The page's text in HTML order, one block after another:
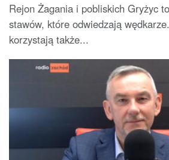
Rejon Żagania i pobliskich Gryżyc
stawów, które odwiedzają
korzystają także...